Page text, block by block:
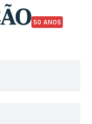
50 ANOS